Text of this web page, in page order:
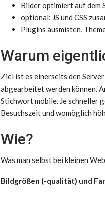
Bilder optimiert auf dem
optional: JS und CSS
Plugins ausmisten,
Warum
Ziel ist es einerseits den
abgearbeitet werden können.
Stichwort mobile. Je schneller
Besuchszeit und womöglich
Wie?
Was man selbst bei kleinen
Bildgrößen (-qualität) und